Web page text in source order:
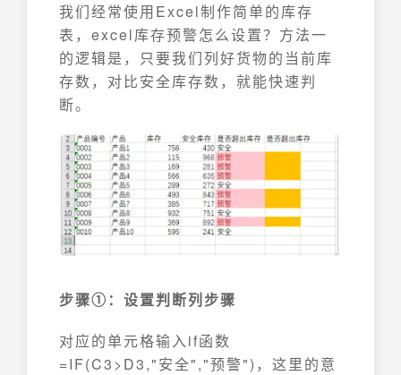
我们经常使用Excel制作简单的库存
表，excel库存预警怎么设置？方法一
的逻辑是，只要我们列好货物的当前库
存数，对比安全库存数，就能快速判
断。
步骤①：设置判断列步骤
对应的单元格输入if函数
=IF(C3>D3,"安全","预警")，这里的意